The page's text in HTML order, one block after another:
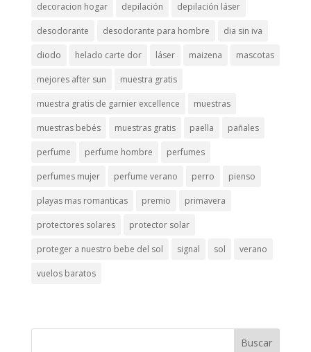
decoracion hogar depilación depilación láser
desodorante desodorante para hombre dia sin iva
diodo helado carte dor láser maizena mascotas
mejores after sun muestra gratis
muestra gratis de garnier excellence muestras
muestras bebés muestras gratis paella pañales
perfume perfume hombre perfumes
perfumes mujer perfume verano perro pienso
playas mas romanticas premio primavera
protectores solares protector solar
proteger a nuestro bebe del sol signal sol verano
vuelos baratos